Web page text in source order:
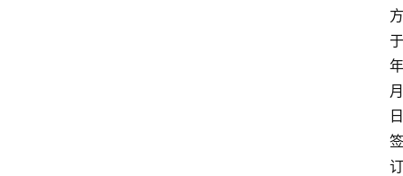
方
于
年
月
日
签
订